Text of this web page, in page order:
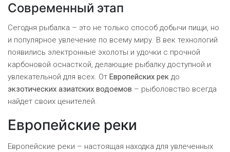
Современный этап
Сегодня рыбалка – это не только способ добычи пищи, но
и популярное увлечение по всему миру. В век технологий
появились электронные эхолоты и удочки с прочной
карбоновой оснасткой, делающие рыбалку доступной и
увлекательной для всех. От Европейских рек до
экзотических азиатских водоемов – рыболовство всегда
найдет своих ценителей.
Европейские реки
Европейские реки – настоящая находка для увлеченных